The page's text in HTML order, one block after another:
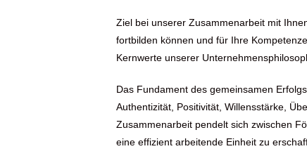
Ziel bei unserer Zusammenarbeit mit
fortbilden können und für Ihre
Kernwerte unserer
Das Fundament des gemeinsamen
Authentizität, Positivität, Willensstärke,
Zusammenarbeit pendelt sich zwischen
eine effizient arbeitende Einheit zu